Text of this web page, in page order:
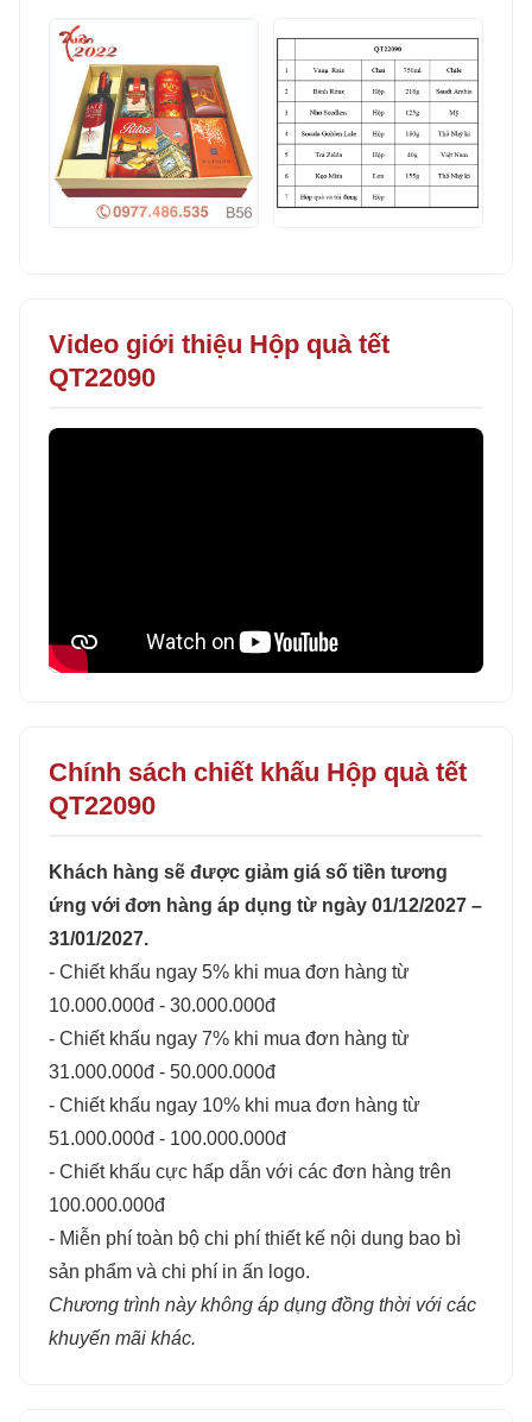
Video giới thiệu Hộp quà tết
QT22090
Chính sách chiết khấu Hộp quà tết
QT22090
Khách hàng sẽ được giảm giá số tiền tương
ứng với đơn hàng áp dụng từ ngày 01/12/2027 –
31/01/2027.
- Chiết khấu ngay 5% khi mua đơn hàng từ
10.000.000đ - 30.000.000đ
- Chiết khấu ngay 7% khi mua đơn hàng từ
31.000.000đ - 50.000.000đ
- Chiết khấu ngay 10% khi mua đơn hàng từ
51.000.000đ - 100.000.000đ
- Chiết khấu cực hấp dẫn với các đơn hàng trên
100.000.000đ
- Miễn phí toàn bộ chi phí thiết kế nội dung bao bì
sản phẩm và chi phí in ấn logo.
Chương trình này không áp dụng đồng thời với các
khuyến mãi khác.